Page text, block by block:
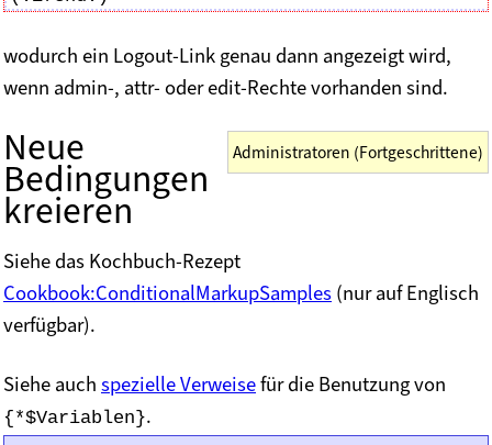
wodurch ein Logout-Link genau dann angezeigt wird,
wenn admin-, attr- oder edit-Rechte vorhanden sind.
Administratoren (Fortgeschrittene)
Neue
Bedingungen
kreieren
Siehe das Kochbuch-Rezept
Cookbook:ConditionalMarkupSamples (nur auf Englisch
verfügbar).
Siehe auch spezielle Verweisefür die Benutzung von
{*$Variablen}.